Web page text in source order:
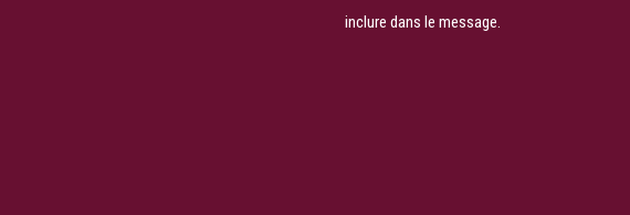
inclure dans le message.